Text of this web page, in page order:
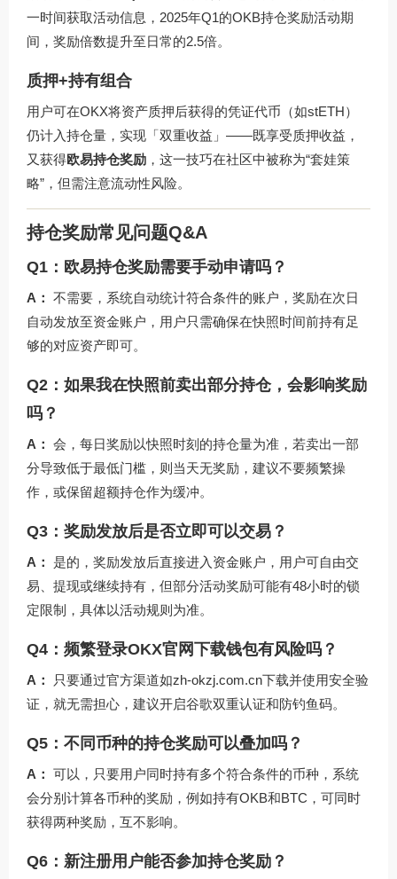
一时间获取活动信息，2025年Q1的OKB持仓奖励活动期
间，奖励倍数提升至日常的2.5倍。
质押+持有组合
用户可在OKX将资产质押后获得的凭证代币（如stETH）
仍计入持仓量，实现「双重收益」——既享受质押收益，
又获得欧易持仓奖励 ，这一技巧在社区中被称为“套娃策
略”，但需注意流动性风险。
持仓奖励常见问题Q&A
Q1：欧易持仓奖励需要手动申请吗？
A： 不需要，系统自动统计符合条件的账户，奖励在次日
自动发放至资金账户，用户只需确保在快照时间前持有足
够的对应资产即可。
Q2：如果我在快照前卖出部分持仓，会影响奖励
吗？
A： 会，每日奖励以快照时刻的持仓量为准，若卖出一部
分导致低于最低门槛，则当天无奖励，建议不要频繁操
作，或保留超额持仓作为缓冲。
Q3：奖励发放后是否立即可以交易？
A：
是的，奖励发放后直接进入资金账户，用户可自由交
易、提现或继续持有，但部分活动奖励可能有48小时的锁
定限制，具体以活动规则为准。
Q4：频繁登录OKX官网下载钱包有风险吗？
A： 只要通过官方渠道如zh-okzj.com.cn下载并使用安全验
证，就无需担心，建议开启谷歌双重认证和防钓鱼码。
Q5：不同币种的持仓奖励可以叠加吗？
A： 可以，只要用户同时持有多个符合条件的币种，系统
会分别计算各币种的奖励，例如持有OKB和BTC，可同时
获得两种奖励，互不影响。
Q6：新注册用户能否参加持仓奖励？